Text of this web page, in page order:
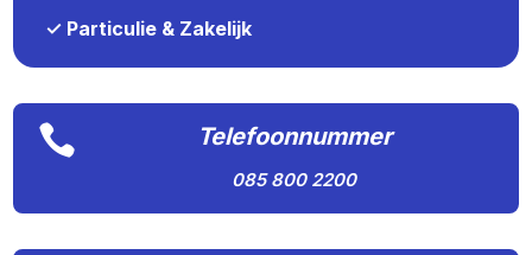
✓ Particulie & Zakelijk
 Telefoonnummer
085 800 2200